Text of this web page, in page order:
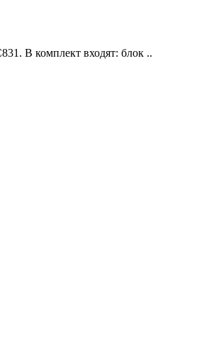
В комплект входят: блок ..